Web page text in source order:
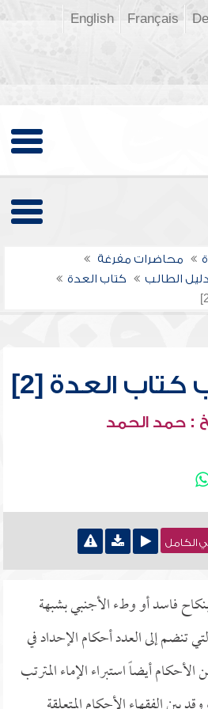
Français
English
محاضرات مفرغة
الطالب
كتاب العدة
كتاب العدة [2]
: حمد الحمد
الكامل
فاسد أو وطء الأجنبي بشبهة
تنضم إلى العدد أحكام الإحداد في
أيضاً استبراء الإماء المترتب